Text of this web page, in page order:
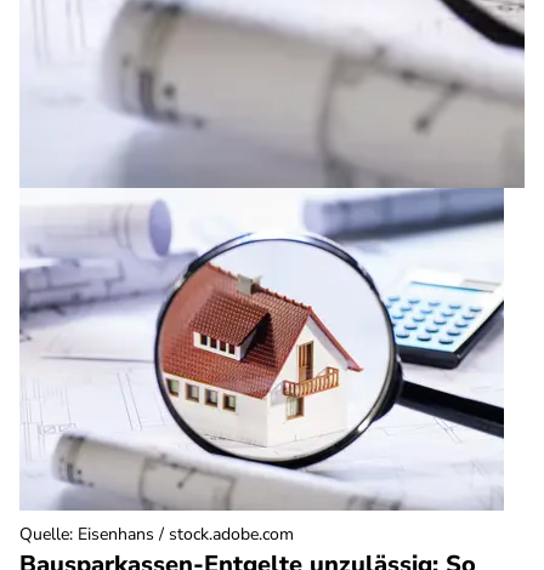
Quelle: Eisenhans / stock.adobe.com